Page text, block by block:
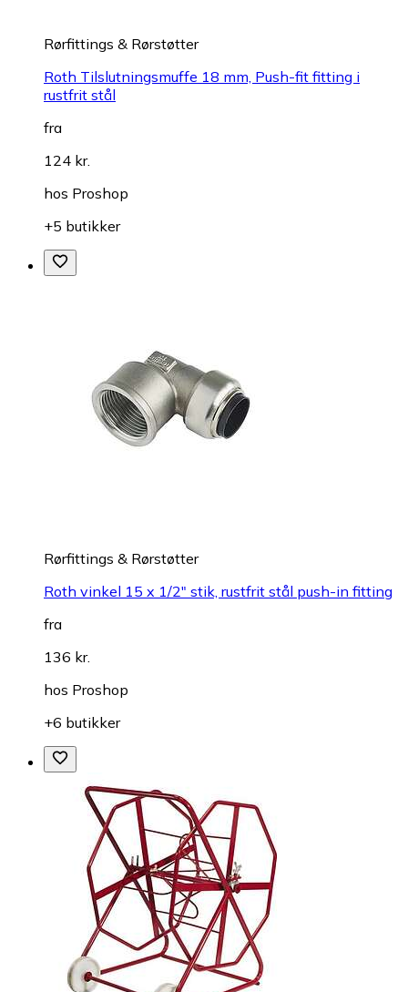
Rørfittings & Rørstøtter
Roth Tilslutningsmuffe 18 mm, Push-fit fitting i
rustfrit stål
fra
124 kr.
hos Proshop
+5 butikker
Rørfittings & Rørstøtter
Roth vinkel 15 x 1/2" stik, rustfrit stål push-in fitting
fra
136 kr.
hos Proshop
+6 butikker